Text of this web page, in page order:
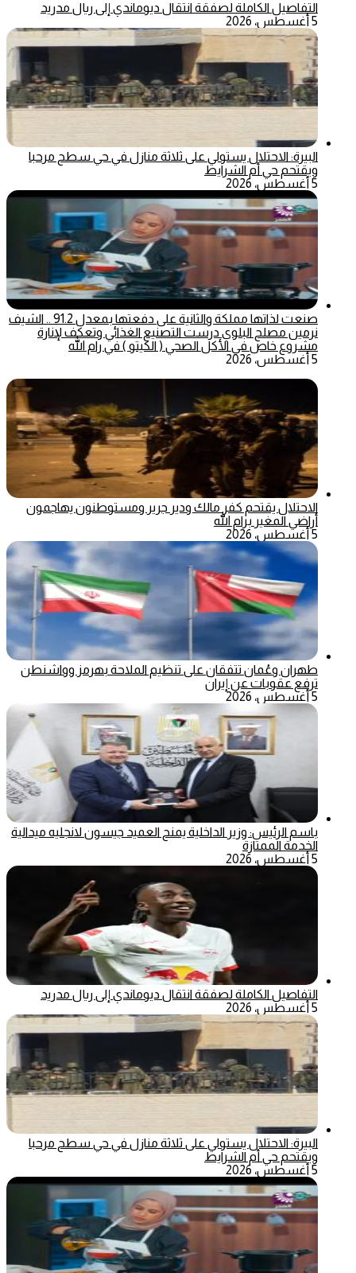
التفاصيل الكاملة لصفقة انتقال ديوماندي إلى ريال مدريد
5 أغسطس، 2026
البيرة: الاحتلال يستولي على ثلاثة منازل في حي سطح مرحبا
ويقتحم حي أم الشرايط
5 أغسطس، 2026
صنعت لذاتها مملكة والثانية على دفعتها بمعدل 91.2 .. الشيف
نرمين مصلح البلوي درست التصنيع الغذائي وتعكف لإنارة
مشروع خاص في الأكل الصحي ( الكيتو ) في رام الله
5 أغسطس، 2026
الاحتلال يقتحم كفر مالك ودير جرير ومستوطنون يهاجمون
أراضي المغير برام الله
5 أغسطس، 2026
طهران وعُمان تتفقان على تنظيم الملاحة بهرمز وواشنطن
ترفع عقوبات عن إيران
5 أغسطس، 2026
باسم الرئيس: وزير الداخلية يمنح العميد جيسون لانجليه ميدالية
الخدمة الممتازة
5 أغسطس، 2026
التفاصيل الكاملة لصفقة انتقال ديوماندي إلى ريال مدريد
5 أغسطس، 2026
البيرة: الاحتلال يستولي على ثلاثة منازل في حي سطح مرحبا
ويقتحم حي أم الشرايط
5 أغسطس، 2026